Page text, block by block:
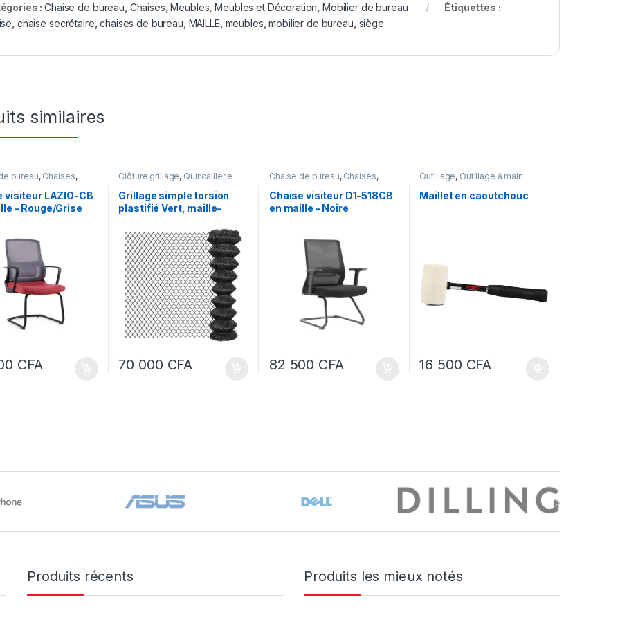
:Chaise de bureau Chaises ,Meubles ,Meubles et Décoration ,Mobilier de bureau
Étiquettes :
chaise secrétaire ,chaises de bureau MAILLE meubles ,mobilier de bureau siège
similaires
bureau, Chaises,
,Mobilier de bureau
visiteur LAZIO-CB
– Rouge/Grise
CFA
Clôture grillage, Quincaillerie
Grillage simple torsion
plastifié Vert, maille-
hauteur de 2m et de
longueur 25 m
70 000 CFA
Chaise de bureau, Chaises,
Décoration,Mobilier de bureau
Chaise visiteur D1-518CB
en maille – Noire
82 500 CFA
Outillage, Outillage à main
Maillet en caoutchouc
16 500 CFA
Produits récents Produits les mieux notés